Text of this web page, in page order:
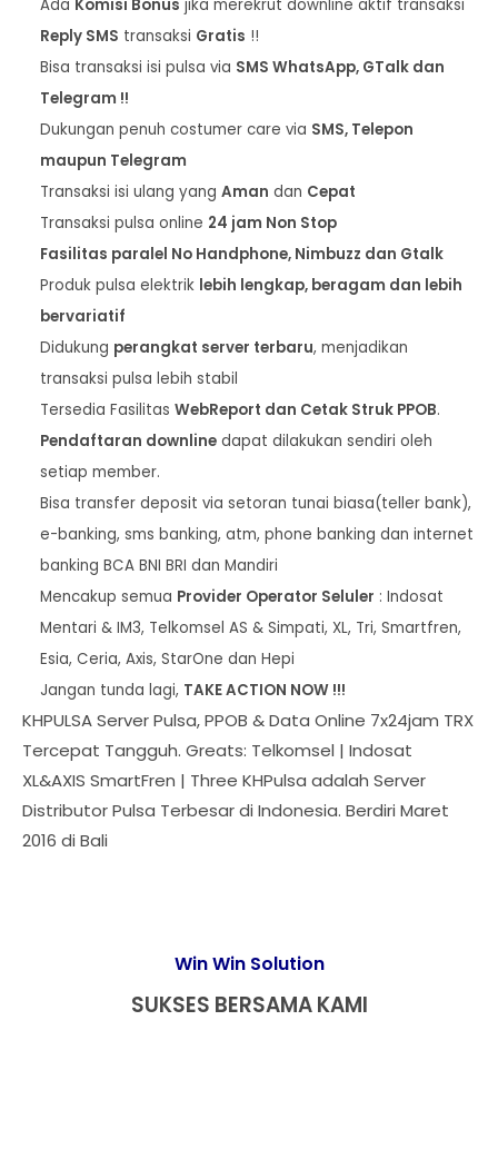
Ada Komisi Bonus jika merekrut downline aktif transaksi
Reply SMS transaksi Gratis !!
Bisa transaksi isi pulsa via SMS WhatsApp, GTalk dan
Telegram !!
Dukungan penuh costumer care via SMS, Telepon
maupun Telegram
Transaksi isi ulang yang Aman dan Cepat
Transaksi pulsa online 24 jam Non Stop
Fasilitas paralel No Handphone, Nimbuzz dan Gtalk
Produk pulsa elektrik lebih lengkap, beragam dan lebih
bervariatif
Didukung perangkat server terbaru, menjadikan
transaksi pulsa lebih stabil
Tersedia Fasilitas WebReport dan Cetak Struk PPOB.
Pendaftaran downline dapat dilakukan sendiri oleh
setiap member.
Bisa transfer deposit via setoran tunai biasa(teller bank),
e-banking, sms banking, atm, phone banking dan internet
banking BCA BNI BRI dan Mandiri
Mencakup semua Provider Operator Seluler : Indosat
Mentari & IM3, Telkomsel AS & Simpati, XL, Tri, Smartfren,
Esia, Ceria, Axis, StarOne dan Hepi
Jangan tunda lagi, TAKE ACTION NOW !!!
KHPULSA Server Pulsa, PPOB & Data Online 7x24jam TRX
Tercepat Tangguh. Greats: Telkomsel | Indosat
XL&AXIS SmartFren | Three KHPulsa adalah Server
Distributor Pulsa Terbesar di Indonesia. Berdiri Maret
2016 di Bali
Win Win Solution
SUKSES BERSAMA KAMI